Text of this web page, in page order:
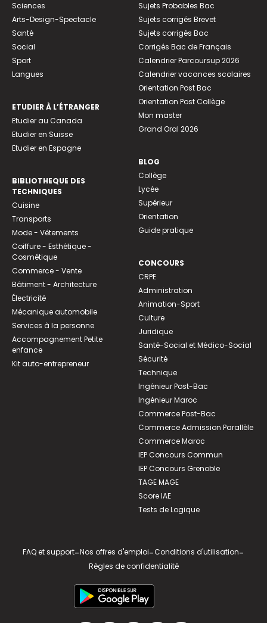
Sciences
Arts-Design-Spectacle
Santé
Social
Sport
Langues
ETUDIER À L’ÉTRANGER
Etudier au Canada
Etudier en Suisse
Etudier en Espagne
BIBLIOTHEQUE DES
TECHNIQUES
Cuisine
Transports
Mode - Vêtements
Coiffure - Esthétique -
Cosmétique
Commerce - Vente
Bâtiment - Architecture
Électricité
Mécanique automobile
Services à la personne
Accompagnement Petite
enfance
Kit auto-entrepreneur
Sujets Probables Bac
Sujets corrigés Brevet
Sujets corrigés Bac
Corrigés Bac de Français
Calendrier Parcoursup 2026
Calendrier vacances scolaires
Orientation Post Bac
Orientation Post Collège
Mon master
Grand Oral 2026
BLOG
Collège
Lycée
Supérieur
Orientation
Guide pratique
CONCOURS
CRPE
Administration
Animation-Sport
Culture
Juridique
Santé-Social et Médico-Social
Sécurité
Technique
Ingénieur Post-Bac
Ingénieur Maroc
Commerce Post-Bac
Commerce Admission Parallèle
Commerce Maroc
IEP Concours Commun
IEP Concours Grenoble
TAGE MAGE
Score IAE
Tests de Logique
FAQ et support-Nos offres d'emploi-Conditions d'utilisation-
Règles de confidentialité